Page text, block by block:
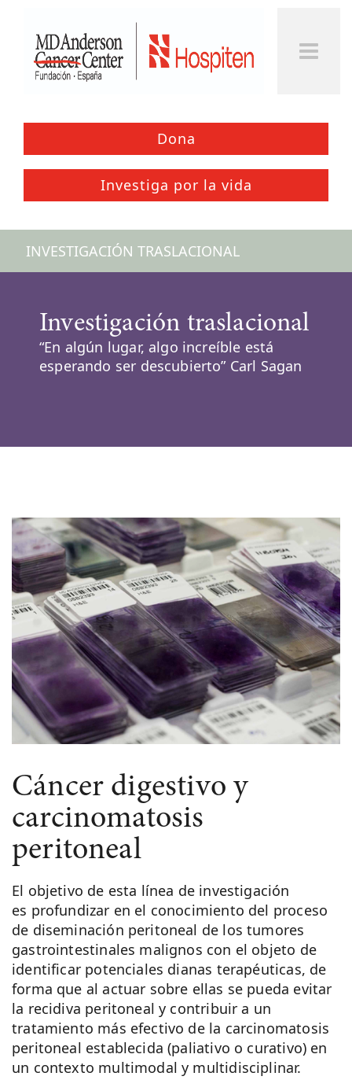
Dona
Investiga por la vida
INVESTIGACIÓN TRASLACIONAL
Investigación traslacional
“En algún lugar, algo increíble está
esperando ser descubierto” Carl Sagan
Cáncer digestivo y
carcinomatosis
peritoneal
El objetivo de esta línea de investigación
es profundizar en el conocimiento del proceso
de diseminación peritoneal de los tumores
gastrointestinales malignos con el objeto de
identificar potenciales dianas terapéuticas, de
forma que al actuar sobre ellas se pueda evitar
la recidiva peritoneal y contribuir a un
tratamiento más efectivo de la carcinomatosis
peritoneal establecida (paliativo o curativo) en
un contexto multimodal y multidisciplinar.